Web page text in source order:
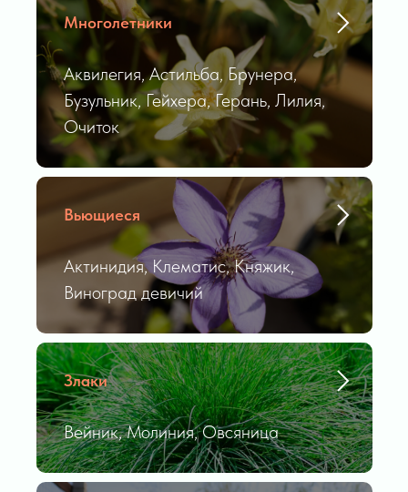
Многолетники
Аквилегия, Астильба, Брунера,
Бузульник, Гейхера, Герань, Лилия,
Очиток
Вьющиеся
Актинидия, Клематис, Княжик,
Виноград девичий
Злаки
Вейник, Молиния, Овсяница